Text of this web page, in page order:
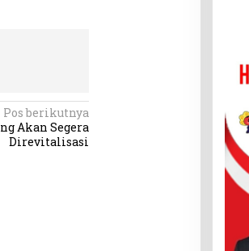
Pos berikutnya
Akan Segera
Direvitalisasi